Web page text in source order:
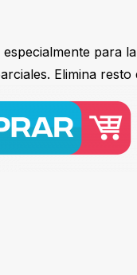
para
Elimina resto